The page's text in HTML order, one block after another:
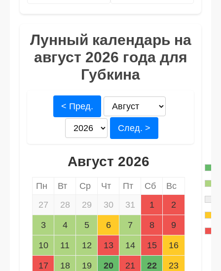
Лунный календарь на
август 2026 года для
Губкина
< Пред.
След. >
Август 2026
Пн Вт Ср Чт Пт Сб
Вс
27
28 29 30 31 1 2
3 4 5 6 7 8 9
10 11 12 13 14 15 16
17 18 19 20 21 22 23